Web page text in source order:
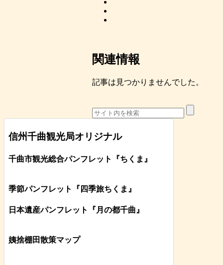
関連情報
記事は見つかりませんでした。
信州千曲観光局オリジナル
千曲市観光総合パンフレット 『ちくま 』
季節パンフレット『四季旅ちくま』
日本遺産パンフレット 『月の都千曲 』
姨捨棚田散策マップ